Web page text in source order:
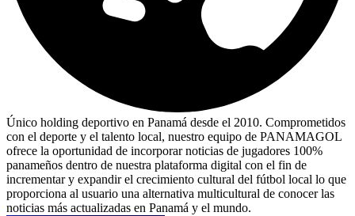
Único holding deportivo en Panamá desde el 2010. Comprometidos
con el deporte y el talento local, nuestro equipo de PANAMAGOL
ofrece la oportunidad de incorporar noticias de jugadores 100%
panameños dentro de nuestra plataforma digital con el fin de
incrementar y expandir el crecimiento cultural del fútbol local lo que
proporciona al usuario una alternativa multicultural de conocer las
noticias más actualizadas en Panamá y el mundo.